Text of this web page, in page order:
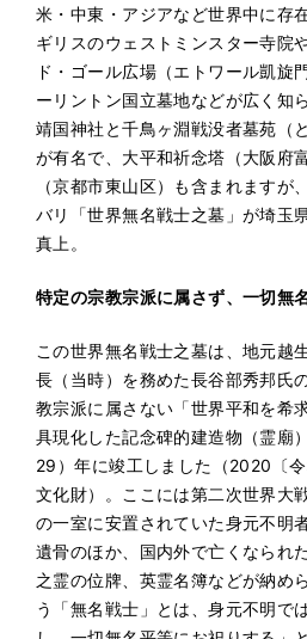
米・中東・アジアなど世界中に存
ギリスのウェストミンスター寺院
ド・ゴール広場（エトワール凱旋
ーリントン国立墓地などが広く知
靖国神社と千鳥ヶ淵戦没者墓苑（
が有名で、大平和祈念塔（大阪府
（京都市東山区）も含まれますが
バリ「世界無名戦士之墓」が埼玉
真上。
特定の宗教宗派に属さず、一切無
この世界無名戦士之墓は、地元越
長（当時）を務めた長谷部秀邦氏
教宗派に属さない「世界平和を希
具現化した記念碑的建造物（霊廟
29）年に竣工しました（2020〔
文化財）。ここには第二次世界大
の一室に安置されていた身元不明
遺骨のほか、国内外で亡くなられ
之霊の位牌、英霊名簿などが納め
う「無名戦士」とは、身元不明で